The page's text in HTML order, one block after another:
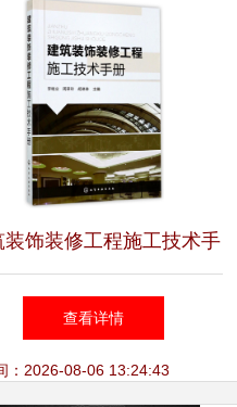
装饰装修工程施工技术手
设计与施工的融合之道
查看详情
：2026-08-06 13:24:43